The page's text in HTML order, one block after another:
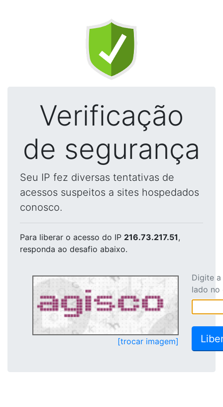
Verificação
de segurança
Seu IP fez diversas tentativas de
acessos suspeitos a sites hospedados
conosco.
Para liberar o acesso do IP 216.73.217.51,
responda ao desafio abaixo.
[trocar imagem]
Digite
lado no